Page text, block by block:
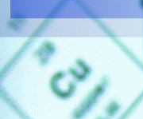
산업
투자자
소식